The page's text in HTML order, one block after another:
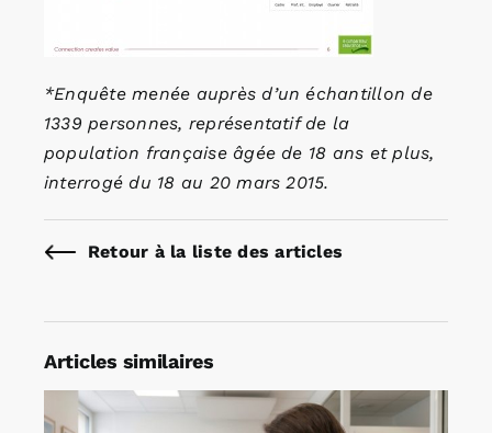
*Enquête menée auprès d’un échantillon de
1339 personnes, représentatif de la
population française âgée de 18 ans et plus,
interrogé du 18 au 20 mars 2015.
Retour à la liste des articles
Articles similaires